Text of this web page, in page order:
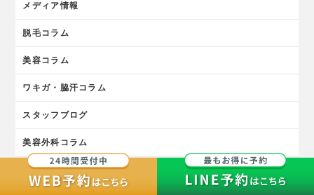
メディア情報
脱毛コラム
美容コラム
ワキガ・脇汗コラム
スタッフブログ
美容外科コラム